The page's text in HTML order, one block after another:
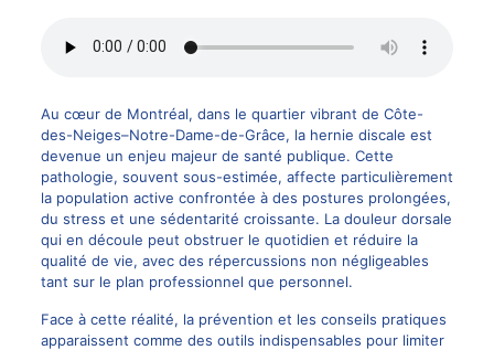
Au cœur de Montréal, dans le quartier vibrant de Côte-
des-Neiges–Notre-Dame-de-Grâce, la hernie discale est
devenue un enjeu majeur de santé publique. Cette
pathologie, souvent sous-estimée, affecte particulièrement
la population active confrontée à des postures prolongées,
du stress et une sédentarité croissante. La douleur dorsale
qui en découle peut obstruer le quotidien et réduire la
qualité de vie, avec des répercussions non négligeables
tant sur le plan professionnel que personnel.
Face à cette réalité, la prévention et les conseils pratiques
apparaissent comme des outils indispensables pour limiter